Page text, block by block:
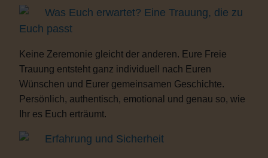
Was Euch erwartet? Eine Trauung, die zu
Euch passt
Keine Zeremonie gleicht der anderen. Eure Freie
Trauung entsteht ganz individuell nach Euren
Wünschen und Eurer gemeinsamen Geschichte.
Persönlich, authentisch, emotional und genau so, wie
Ihr es Euch erträumt.
Erfahrung und Sicherheit